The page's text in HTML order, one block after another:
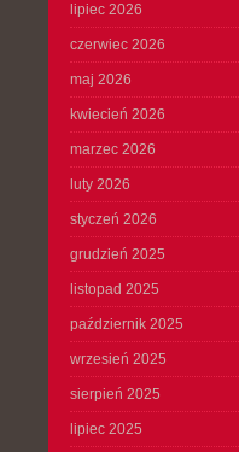
lipiec 2026
czerwiec 2026
maj 2026
kwiecień 2026
marzec 2026
luty 2026
styczeń 2026
grudzień 2025
listopad 2025
październik 2025
wrzesień 2025
sierpień 2025
lipiec 2025